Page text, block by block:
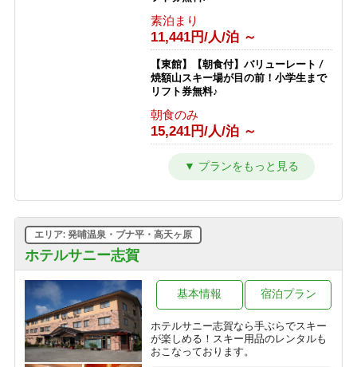
素泊まり
11,441円/人/泊 ～
【東館】【朝食付】バリューレート /
焼額山スキー場が目の前！小学生まで
リフト券無料♪
朝食のみ
15,241円/人/泊 ～
【東館】【夕朝食付】バリューレート/
焼額山スキー場が目の前！小学生まで
24,941円/人/泊 ～
券無料♪
素泊まり
10,011円/人/泊 ～
【東館】【朝食付】連泊プラン / 焼額
山スキー場が目の前！小学生までリフ
ホテルサニー志賀
エリア: 発哺温泉・ブナ平・高天ヶ原
ホテルサニー志賀なら手ぶらでスキー
が楽しめる！スキー用品のレンタルも
おこなっております。
基本情報 宿泊プラン